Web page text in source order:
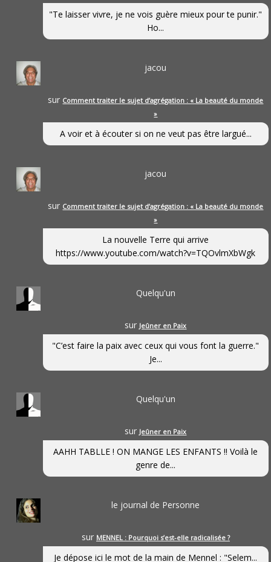
"Te laisser vivre, je ne vois guère mieux pour te punir."
Ho...
jacou
sur Comment traiter le sujet d’agrégation : « La beauté du monde
»
A voir et à écouter si on ne veut pas être largué...
jacou
sur Comment traiter le sujet d’agrégation : « La beauté du monde
»
La nouvelle Terre qui arrive
https://www.youtube.com/watch?v=TQOvlmXbWgk
Quelqu'un
sur Jeûner en Paix
"C’est faire la paix avec ceux qui vous font la guerre."
Je...
Quelqu'un
sur Jeûner en Paix
AAHH TABLLE ! ON MANGE LES ENFANTS !! Voilà le
genre de...
le journal de Personne
sur MENNEL : Pourquoi s’est-elle radicalisée ?
Je dépose ici le mot de la main de Mennel : "Selem...